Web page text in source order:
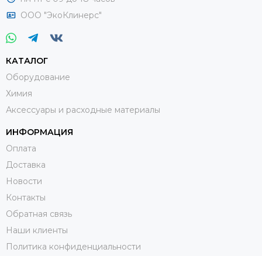
ООО "ЭкоКлинерс"
КАТАЛОГ
Оборудование
Химия
Аксессуары и расходные материалы
ИНФОРМАЦИЯ
Оплата
Доставка
Новости
Контакты
Обратная связь
Наши клиенты
Политика конфиденциальности